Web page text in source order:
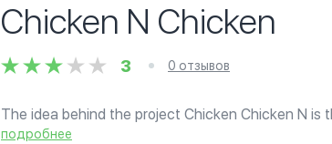
Chicken N Chicken
3 0 отзывов
The idea behind the project Chicken Chicken N is
between the Indian taste - Eastern Europe and the
подробнее